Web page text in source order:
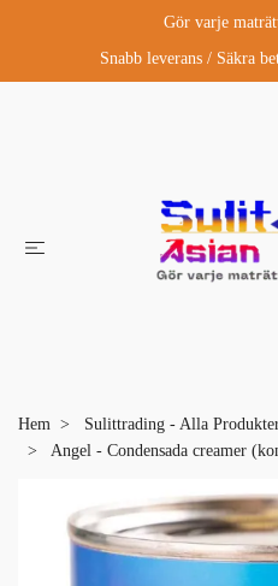
Gör varje
Snabb leverans / Säkra
Hem
Sulittrading - Alla
Angel - Condensada creamer